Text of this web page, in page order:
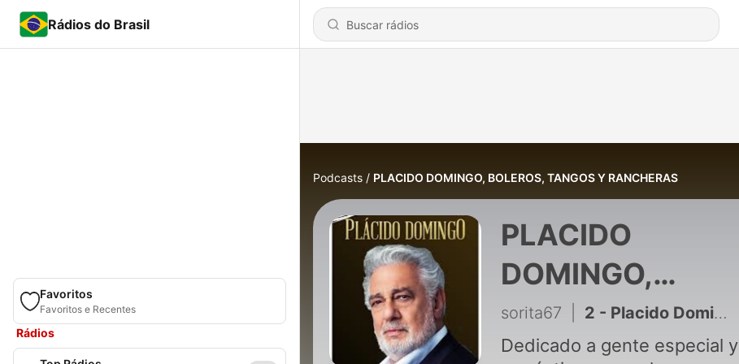
Rádios do Brasil
Favoritos
Favoritos e Recentes
Rádios
Podcasts PLACIDO DOMINGO, BOLEROS, TANGOS Y RANCHERAS
PLACIDO
DOMINGO,
BOLEROS,
TANGOS Y
sorita67 2 - Placido Domingo,boleros,tangos y rancheras en Noche de Romance
Dedicado a gente especial y